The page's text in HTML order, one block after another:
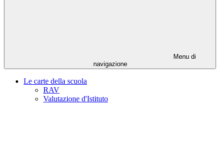
Menu di
navigazione
Le carte della scuola
RAV
Valutazione d'Istituto